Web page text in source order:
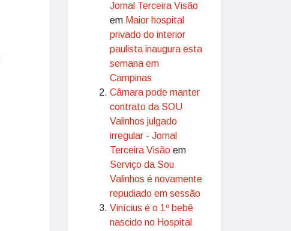
Jornal Terceira Visão
em Maior hospital
privado do interior
paulista inaugura esta
semana em
Campinas
Câmara pode manter
contrato da SOU
Valinhos julgado
irregular - Jornal
Terceira Visão em
Serviço da Sou
Valinhos é novamente
repudiado em sessão
Vinícius é o 1º bebê
nascido no Hospital